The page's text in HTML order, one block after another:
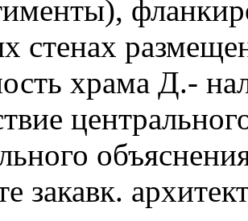
стенах
храма Д.-
закавк.